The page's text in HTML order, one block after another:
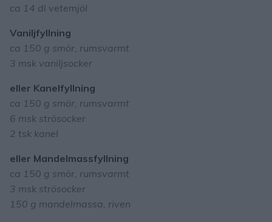
ca 14 dl vetemjöl
Vaniljfyllning
ca 150 g smör, rumsvarmt
3 msk vaniljsocker
eller Kanelfyllning
ca 150 g smör, rumsvarmt
6 msk strösocker
2 tsk kanel
eller Mandelmassfyllning
ca 150 g smör, rumsvarmt
3 msk strösocker
150 g mandelmassa, riven